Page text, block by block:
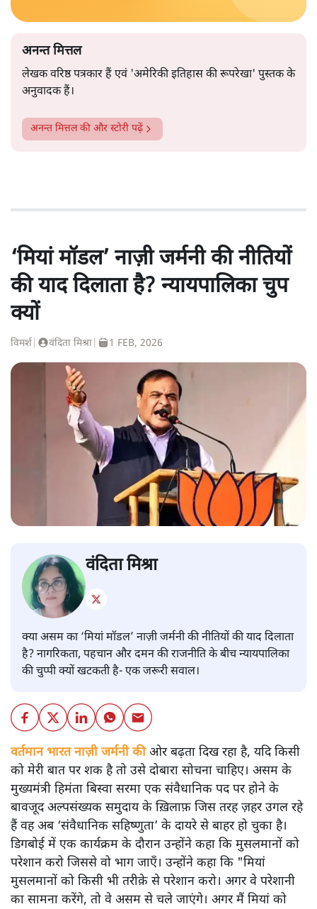
अनन्त मित्तल
लेखक वरिष्ठ पत्रकार हैं एवं 'अमेरिकी इतिहास की रूपरेखा' पुस्तक के
अनुवादक हैं।
अनन्त मित्तलकी और स्टोरी पढ़ें
‘मियां मॉडल’ नाज़ी जर्मनी की नीतियों
की याद दिलाता है? न्यायपालिका चुप
क्यों
विमर्श वंदिता मिश्रा 1 FEB, 2026
वंदिता मिश्रा
क्या असम का ‘मियां मॉडल’ नाज़ी जर्मनी की नीतियों की याद दिलाता
है? नागरिकता, पहचान और दमन की राजनीति के बीच न्यायपालिका
की चुप्पी क्यों खटकती है- एक जरूरी सवाल।
वर्तमान भारत नाज़ी जर्मनी कीओर बढ़ता दिख रहा है, यदि किसी
को मेरी बात पर शक है तो उसे दोबारा सोचना चाहिए। असम के
मुख्यमंत्री हिमंता बिस्वा सरमा एक संवैधानिक पद पर होने के
बावजूद अल्पसंख्यक समुदाय के ख़िलाफ़ जिस तरह ज़हर उगल रहे
हैं वह अब ‘संवैधानिक सहिष्णुता’ के दायरे से बाहर हो चुका है।
डिगबोई में एक कार्यक्रम के दौरान उन्होंने कहा कि मुसलमानों को
परेशान करो जिससे वो भाग जाएँ। उन्होंने कहा कि "मियां
मुसलमानों को किसी भी तरीक़े से परेशान करो। अगर वे परेशानी
का सामना करेंगे, तो वे असम से चले जाएंगे। अगर मैं मियां को